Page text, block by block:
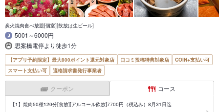
炭火焼肉食べ放題[個室][飲放は生ビール]
5001～6000円
思案橋電停より徒歩1分
【アプリ予約限定】最大800ポイント還元対象店 口コミ投稿特典対象店
COIN+支払い可
スマート支払い可
適格請求書発行事業者
クーポン コース
【1】焼肉50種120分[食放][アルコール飲放]7700円（税込み）8月31日迄